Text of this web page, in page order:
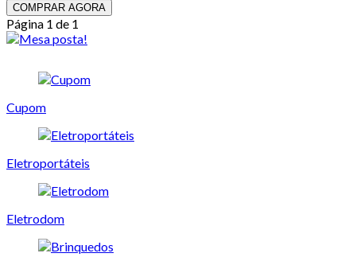
COMPRAR AGORA
Página 1 de 1
Cupom
Eletroportáteis
Eletrodom